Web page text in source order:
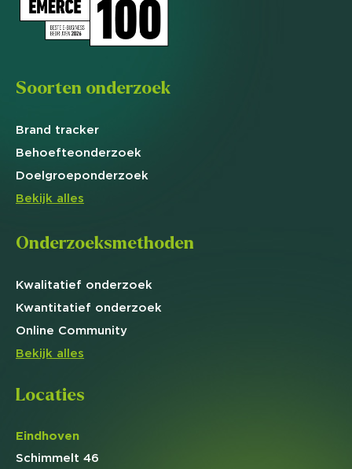
Soorten onderzoek
Brand tracker
Behoefteonderzoek
Doelgroeponderzoek
Bekijk alles
Onderzoeksmethoden
Kwalitatief onderzoek
Kwantitatief onderzoek
Online Community
Bekijk alles
Locaties
Eindhoven
Schimmelt 46